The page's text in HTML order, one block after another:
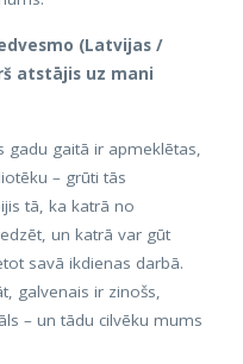
(Latvijas /
atstājis uz mani
gadu gaitā ir apmeklētas,
– grūti tās
tā, ka katrā no
un katrā var gūt
savā ikdienas darbā.
galvenais ir zinošs,
– un tādu cilvēku mums